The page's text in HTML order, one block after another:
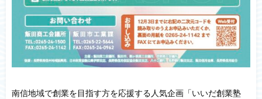
南信地域で創業を目指す方を応援する人気企画「いいだ創業塾